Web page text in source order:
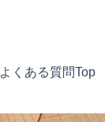
よくある質問Top